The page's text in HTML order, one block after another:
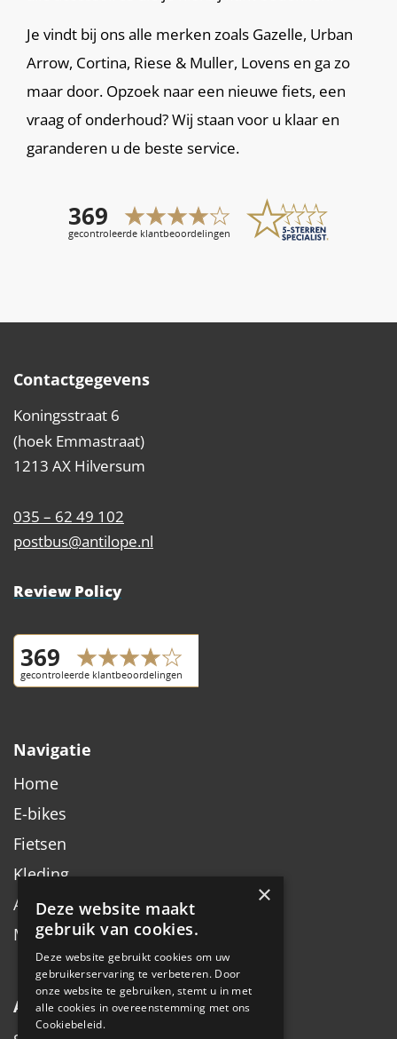
Je vindt bij ons alle merken zoals Gazelle, Urban
Arrow, Cortina, Riese & Muller, Lovens en ga zo
maar door. Opzoek naar een nieuwe fiets, een
vraag of onderhoud? Wij staan voor u klaar en
garanderen u de beste service.
Contactgegevens
Koningsstraat 6
(hoek Emmastraat)
1213 AX Hilversum
035 – 62 49 102
postbus@antilope.nl
Review Policy
Navigatie
Home
E-bikes
Fietsen
Kleding
Accessoires
Merken
Algemeen
×
Deze website maakt
gebruik van cookies.
Deze website gebruikt cookies om uw
gebruikerservaring te verbeteren. Door
onze website te gebruiken, stemt u in met
alle cookies in overeenstemming met ons
Cookiebeleid.